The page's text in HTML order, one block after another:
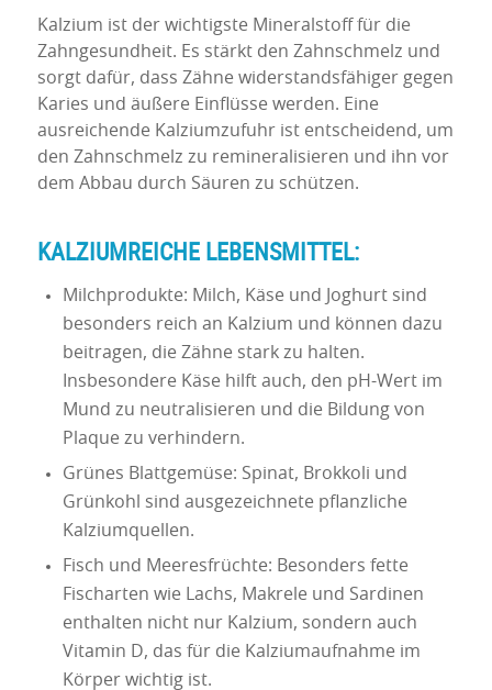
Kalzium ist der wichtigste Mineralstoff für die
Zahngesundheit. Es stärkt den Zahnschmelz und
sorgt dafür, dass Zähne widerstandsfähiger gegen
Karies und äußere Einflüsse werden. Eine
ausreichende Kalziumzufuhr ist entscheidend, um
den Zahnschmelz zu remineralisieren und ihn vor
dem Abbau durch Säuren zu schützen.
KALZIUMREICHE LEBENSMITTEL:
Milchprodukte: Milch, Käse und Joghurt sind
besonders reich an Kalzium und können dazu
beitragen, die Zähne stark zu halten.
Insbesondere Käse hilft auch, den pH-Wert im
Mund zu neutralisieren und die Bildung von
Plaque zu verhindern.
Grünes Blattgemüse: Spinat, Brokkoli und
Grünkohl sind ausgezeichnete pflanzliche
Kalziumquellen.
Fisch und Meeresfrüchte: Besonders fette
Fischarten wie Lachs, Makrele und Sardinen
enthalten nicht nur Kalzium, sondern auch
Vitamin D, das für die Kalziumaufnahme im
Körper wichtig ist.